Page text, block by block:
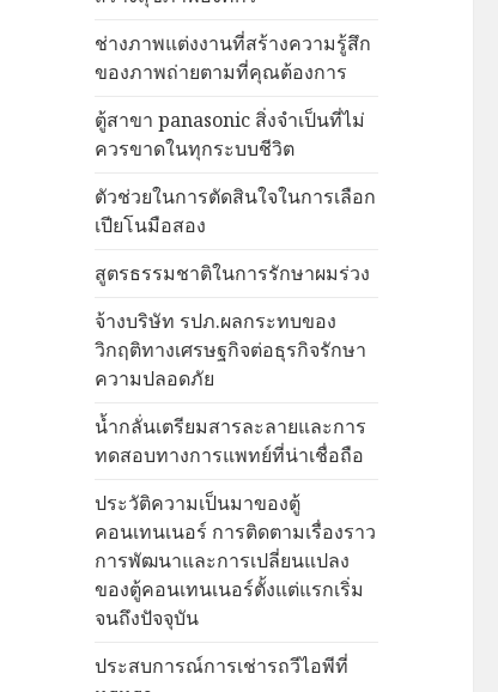
ช่างภาพแต่งงานที่สร้างความรู้สึก
ของภาพถ่ายตามที่คุณต้องการ
ตู้สาขา panasonic สิ่งจำเป็นที่ไม่
ควรขาดในทุกระบบชีวิต
ตัวช่วยในการตัดสินใจในการเลือก
เปียโนมือสอง
สูตรธรรมชาติในการรักษาผมร่วง
จ้างบริษัท รปภ.ผลกระทบของ
วิกฤติทางเศรษฐกิจต่อธุรกิจรักษา
ความปลอดภัย
น้ำกลั่นเตรียมสารละลายและการ
ทดสอบทางการแพทย์ที่น่าเชื่อถือ
ประวัติความเป็นมาของตู้
คอนเทนเนอร์ การติดตามเรื่องราว
การพัฒนาและการเปลี่ยนแปลง
ของตู้คอนเทนเนอร์ตั้งแต่แรกเริ่ม
จนถึงปัจจุบัน
ประสบการณ์การเช่ารถวีไอพีที่